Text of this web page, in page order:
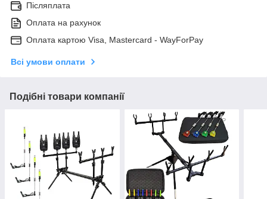
Післяплата
Оплата на рахунок
Оплата картою Visa, Mastercard - WayForPay
Всі умови оплати
Подібні товари компанії